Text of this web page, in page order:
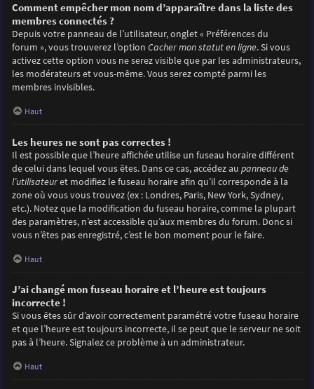
Comment empêcher mon nom d’apparaître dans la liste des
membres connectés ?
Depuis votre panneau de l’utilisateur, onglet « Préférences du
forum », vous trouverez l’option Cacher mon statut en ligne. Si vous
activez cette option vous ne serez visible que par les administrateurs,
les modérateurs et vous-même. Vous serez compté parmi les
membres invisibles.
Haut
Les heures ne sont pas correctes !
Il est possible que l’heure affichée utilise un fuseau horaire différent
de celui dans lequel vous êtes. Dans ce cas, accédez au panneau de
l’utilisateuret modifiez le fuseau horaire afin qu’il corresponde à la
zone où vous vous trouvez (ex : Londres, Paris, New York, Sydney,
etc.). Notez que la modification du fuseau horaire, comme la plupart
des paramètres, n’est accessible qu’aux membres du forum. Donc si
vous n’êtes pas enregistré, c’est le bon moment pour le faire.
Haut
J’ai changé mon fuseau horaire et l’heure est toujours
incorrecte !
Si vous êtes sûr d’avoir correctement paramétré votre fuseau horaire
et que l’heure est toujours incorrecte, il se peut que le serveur ne soit
pas à l’heure. Signalez ce problème à un administrateur.
Haut